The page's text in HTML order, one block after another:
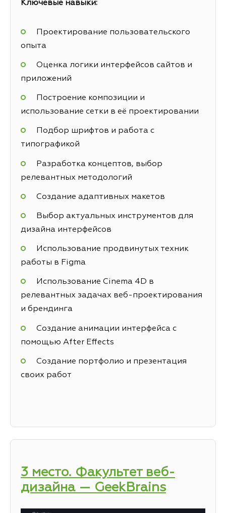
Ключевые навыки:
Проектирование пользовательского
опыта
Оценка логики интерфейсов сайтов и
приложений
Построение композиции и
использование сетки в её проектировании
Подбор шрифтов и работа с
типографикой
Разработка концептов, выбор
релевантных методологий
Создание адаптивных макетов
Выбор актуальных инструментов для
дизайна интерфейсов
Использование продвинутых техник
работы в Figma
Использование Cinema 4D в
релевантных задачах веб-проектирования
и брендинга
Создание анимации интерфейса с
помощью After Effects
Создание портфолио и презентация
своих работ
3 место. Факультет веб-
дизайна — GeekBrains